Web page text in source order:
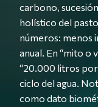
carbono,
holístico del
números: menos
anual. En “mito o
“20.000 litros
ciclo del agua.
como dato